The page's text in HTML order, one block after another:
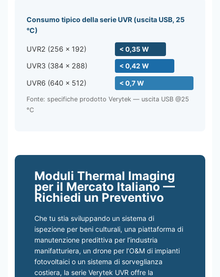
Consumo tipico della serie UVR (uscita USB, 25
°C)
UVR2 (256 × 192) < 0,35 W
UVR3 (384 × 288) < 0,42 W
UVR6 (640 × 512) < 0,7 W
Fonte: specifiche prodotto Verytek — uscita USB @25
°C
Moduli Thermal Imaging
per il Mercato Italiano —
Richiedi un Preventivo
Che tu stia sviluppando un sistema di
ispezione per beni culturali, una piattaforma di
manutenzione predittiva per l’industria
manifatturiera, un drone per l’O&M di impianti
fotovoltaici o un sistema di sorveglianza
costiera, la serie Verytek UVR offre la